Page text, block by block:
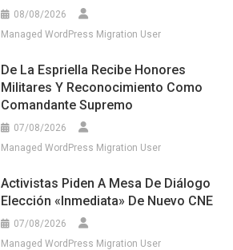
08/08/2026
Managed WordPress Migration User
De La Espriella Recibe Honores
Militares Y Reconocimiento Como
Comandante Supremo
07/08/2026
Managed WordPress Migration User
Activistas Piden A Mesa De Diálogo
Elección «inmediata» De Nuevo CNE
07/08/2026
Managed WordPress Migration User